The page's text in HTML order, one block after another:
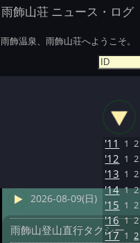
雨飾山荘 ニュース・ログ
雨飾温泉、雨飾山荘へようこそ。
2026-08-09(日)
雨飾山登山直行タクシー
'11 1 2
'12 1 2
'13 1 2
'14 1 2
'15 1 2
'16 1 2
'17 1 2